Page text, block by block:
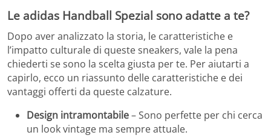
Le adidas Handball Spezial sono adatte a te?
Dopo aver analizzato la storia, le caratteristiche e
l’impatto culturale di queste sneakers, vale la pena
chiederti se sono la scelta giusta per te. Per aiutarti a
capirlo, ecco un riassunto delle caratteristiche e dei
vantaggi offerti da queste calzature.
Design intramontabile– Sono perfette per chi cerca
un look vintage ma sempre attuale.